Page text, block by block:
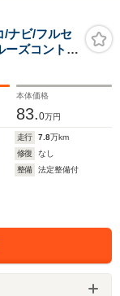
ナビ/フルセ
ーズコントロ
本体価格
83.0万円
走行 7.8万km
修復
なし
整備
法定整備付